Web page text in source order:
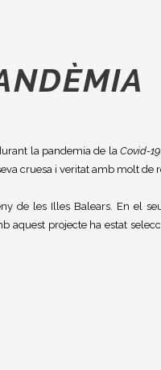
la pandemia de laCovid-19
cruesa i veritat amb molt de
de les Illes Balears. En el
projecte ha estat